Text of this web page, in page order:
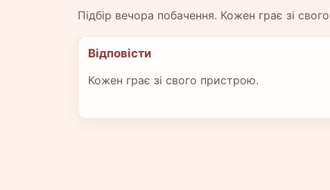
Підбір вечора побачення. Кожен грає зі
Відповісти
Кожен грає зі свого пристрою.